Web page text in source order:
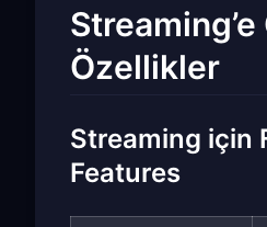
Streaming’e
Özellikler
Streaming için
Features